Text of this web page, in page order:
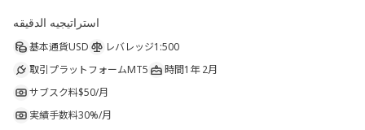
استراتيجيه الدقيقه
基本通貨USD レバレッジ1:500
取引プラットフォームMT5 時間1年 2月
サブスク料$50/月
実績手数料30%/月